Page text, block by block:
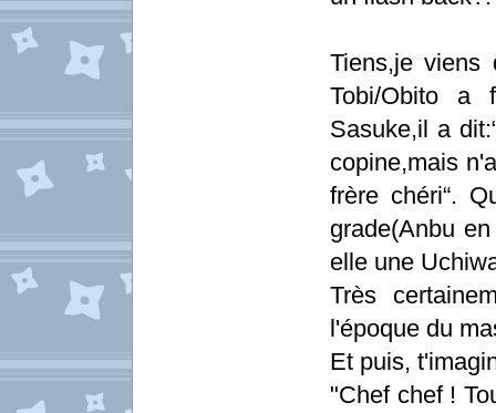
Tiens,je viens
Tobi/Obito a
Sasuke,il a
copine,mais
frère chéri“.
grade(Anbu
elle une
Très
l'époque du
Et puis,
"Chef chef !